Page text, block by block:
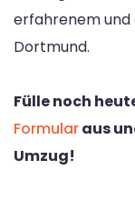
erfahrenem und
Dortmund.
Fülle noch
Formularaus
Umzug!